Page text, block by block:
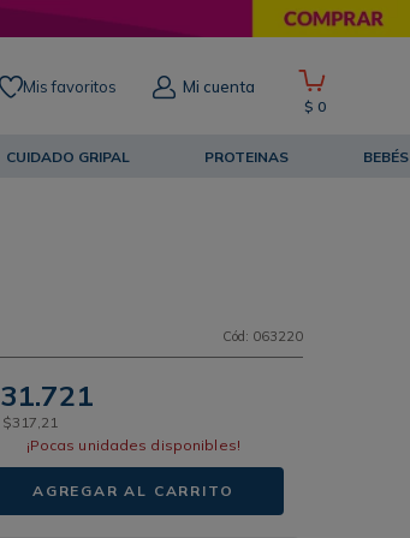
Mis favoritos Mi cuenta
$ 0
CUIDADO GRIPAL PROTEINAS BEBÉS
Cód: 063220
31.721
$317,21
¡Pocas unidades disponibles!
AGREGAR AL CARRITO